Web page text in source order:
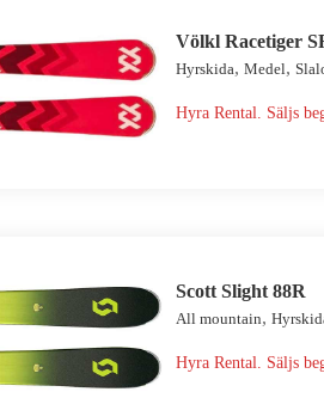
Völkl Racetiger
Hyrskida, Medel,
Hyra Rental. Säljs
Scott Slight 88R
All mountain,
Hyra Rental. Säljs